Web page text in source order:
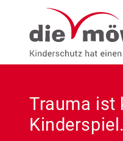
Weiter zum Inhalt
Trauma ist
Kinderspiel.